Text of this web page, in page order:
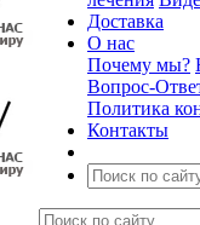
Доставка
О нас
Почему мы?
Вопрос-
Политика
Контакты